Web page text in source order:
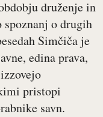
druženje in
o drugih
Simčiča je
edina prava,
pristopi
savn.